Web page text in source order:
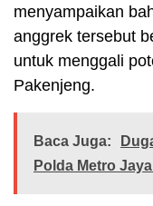
menyampaikan
anggrek tersebut
untuk menggali
Pakenjeng.
Baca Juga:
Polda Metro